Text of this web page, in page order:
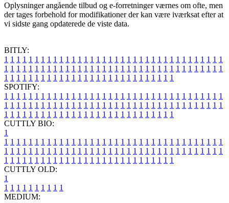
Oplysninger angående tilbud og e-forretninger værnes om ofte, men
der tages forbehold for modifikationer der kan være iværksat efter at
vi sidste gang opdaterede de viste data.
BITLY:
1 1 1 1 1 1 1 1 1 1 1 1 1 1 1 1 1 1 1 1 1 1 1 1 1 1 1 1 1 1 1 1 1 1 1 1
1 1 1 1 1 1 1 1 1 1 1 1 1 1 1 1 1 1 1 1 1 1 1 1 1 1 1 1 1 1 1 1 1 1 1 1
1 1 1 1 1 1 1 1 1 1 1 1 1 1 1 1 1 1 1 1 1 1 1 1 1 1 1 1
SPOTIFY:
1 1 1 1 1 1 1 1 1 1 1 1 1 1 1 1 1 1 1 1 1 1 1 1 1 1 1 1 1 1 1 1 1 1 1 1
1 1 1 1 1 1 1 1 1 1 1 1 1 1 1 1 1 1 1 1 1 1 1 1 1 1 1 1 1 1 1 1 1 1 1 1
1 1 1 1 1 1 1 1 1 1 1 1 1 1 1 1 1 1 1 1 1 1 1 1 1 1 1 1
CUTTLY BIO:
1
1 1 1 1 1 1 1 1 1 1 1 1 1 1 1 1 1 1 1 1 1 1 1 1 1 1 1 1 1 1 1 1 1 1 1 1
1 1 1 1 1 1 1 1 1 1 1 1 1 1 1 1 1 1 1 1 1 1 1 1 1 1 1 1 1 1 1 1 1 1 1 1
1 1 1 1 1 1 1 1 1 1 1 1 1 1 1 1 1 1 1 1 1 1 1 1 1 1 1 1
CUTTLY OLD:
1
1 1 1 1 1 1 1 1 1 1
MEDIUM: